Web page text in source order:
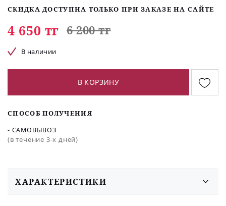
СКИДКА ДОСТУПНА ТОЛЬКО ПРИ ЗАКАЗЕ НА САЙТЕ
4 650 тг 6 200 тг
В наличии
В КОРЗИНУ
СПОСОБ ПОЛУЧЕНИЯ
- САМОВЫВОЗ
(в течение 3-х дней)
ХАРАКТЕРИСТИКИ